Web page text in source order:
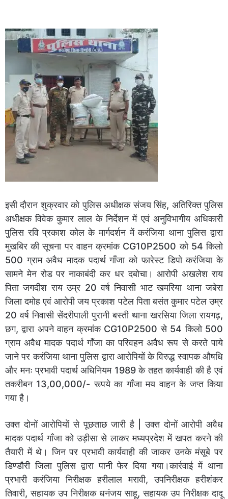
इसी दौरान शुक्रवार को पुलिस अधीक्षक संजय सिंह, अतिरिक्त पुलिस
अधीक्षक विवेक कुमार लाल के निर्देशन में एवं अनुविभागीय अधिकारी
पुलिस रवि प्रकाश कोल के मार्गदर्शन में करंजिया थाना पुलिस द्वारा
मुखबिर की सूचना पर वाहन क्रमांक CG10P2500 को 54 किलो
500 ग्राम अवैध मादक पदार्थ गाँजा को फारेस्ट डिपो करंजिया के
सामने मेन रोड पर नाकाबंदी कर धर दबोचा। आरोपी अखलेश राय
पिता जगदीश राय उम्र 20 वर्ष निवासी भाट खमरिया थाना जबेरा
जिला दमोह एवं आरोपी जय प्रकाश पटेल पिता बसंत कुमार पटेल उम्र
20 वर्ष निवासी सेंदरीपाली पुरानी बस्ती थाना खरसिया जिला रायगढ़,
छग, द्वारा अपने वाहन क्रमांक CG10P2500 से 54 किलो 500
ग्राम अवैध मादक पदार्थ गाँजा का परिवहन अवैध रूप से करते पाये
जाने पर करंजिया थाना पुलिस द्वारा आरोपियों के विरुद्ध स्वापक औषधि
और मनः प्रभावी पदार्थ अधिनियम 1989 के तहत कार्यवाही की है एवं
तकरीबन 13,00,000/- रूपये का गाँजा मय वाहन के जप्त किया
गया है।
उक्त दोनों आरोपियों से पूछताछ जारी है | उक्त दोनों आरोपी अवैध
मादक पदार्थ गाँजा को उड़ीसा से लाकर मध्यप्रदेश में खपत करने की
तैयारी में थे। जिन पर प्रभावी कार्यवाही की जाकर उनके मंसूबे पर
डिण्डौरी जिला पुलिस द्वारा पानी फेर दिया गया।कार्रवाई में थाना
प्रभारी करंजिया निरीक्षक हरीलाल मरावी, उपनिरीक्षक हरीशंकर
तिवारी, सहायक उप निरीक्षक धनंजय साहू, सहायक उप निरीक्षक दादू